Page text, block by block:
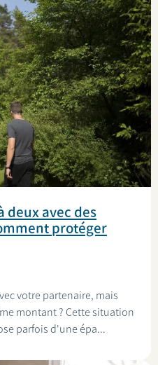
deux avec des
protéger
votre partenaire, mais
montant ? Cette situation
parfois d'une épa...